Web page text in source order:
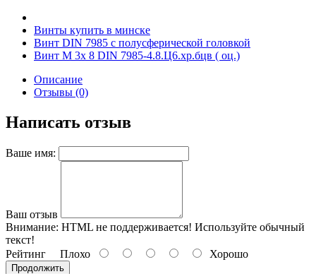
Винты купить в минске
Винт DIN 7985 с полусферической головкой
Винт М 3х 8 DIN 7985-4.8.Ц6.хр.бцв ( оц.)
Описание
Отзывы (0)
Написать отзыв
Ваше имя:
Ваш отзыв
Внимание: HTML не поддерживается! Используйте обычный
текст!
Рейтинг Плохо Хорошо
Продолжить